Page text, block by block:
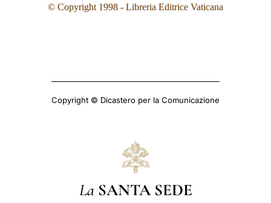
© Copyright 1998 - Libreria Editrice Vaticana
Copyright © Dicastero per la Comunicazione
La SANTA SEDE